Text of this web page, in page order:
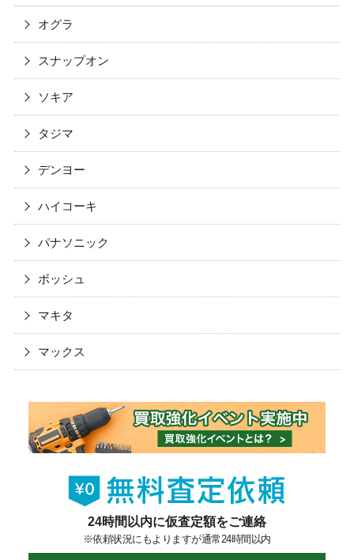
オグラ
スナップオン
ソキア
タジマ
デンヨー
ハイコーキ
パナソニック
ボッシュ
マキタ
マックス
24時間以内に仮査定額をご連絡
※依頼状況にもよりますが通常24時間以内